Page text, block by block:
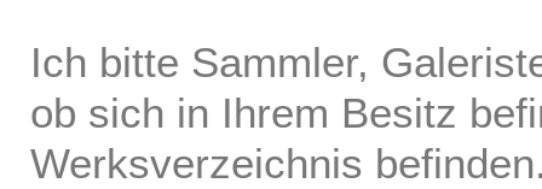
Ich bitte Sammler,
ob sich in Ihrem Besitz
Werksverzeichnis